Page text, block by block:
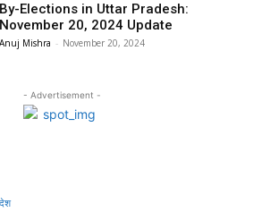
By-Elections in Uttar Pradesh:
November 20, 2024 Update
Anuj Mishra - November 20, 2024
- Advertisement -
देश